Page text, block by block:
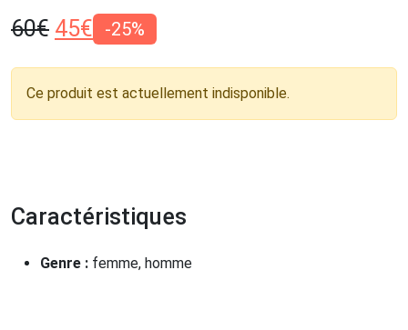
60€ 45€ -25%
Ce produit est actuellement indisponible.
Caractéristiques
Genre : femme, homme